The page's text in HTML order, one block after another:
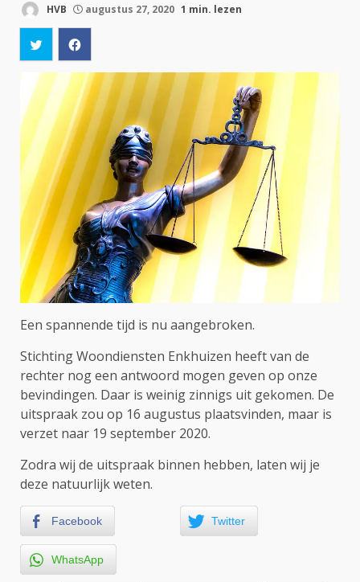
HVB augustus 27, 2020 1 min. lezen
Een spannende tijd is nu aangebroken.
Stichting Woondiensten Enkhuizen heeft van de
rechter nog een antwoord mogen geven op onze
bevindingen. Daar is weinig zinnigs uit gekomen. De
uitspraak zou op 16 augustus plaatsvinden, maar is
verzet naar 19 september 2020.
Zodra wij de uitspraak binnen hebben, laten wij je
deze natuurlijk weten.
Facebook Twitter
WhatsApp